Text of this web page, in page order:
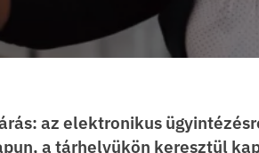
az elektronikus
a tárhelyükön keresztül